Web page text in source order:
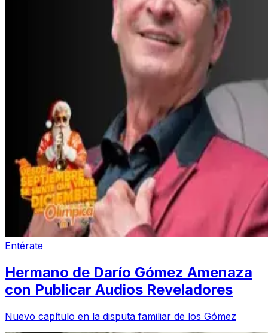
Entérate
Hermano de Darío Gómez Amenaza
con Publicar Audios Reveladores
Nuevo capítulo en la disputa familiar de los Gómez